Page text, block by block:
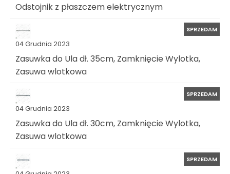
Odstojnik z płaszczem elektrycznym
04 Grudnia 2023
SPRZEDAM
Zasuwka do Ula dł. 35cm, Zamknięcie Wylotka,
Zasuwa wlotkowa
04 Grudnia 2023
SPRZEDAM
Zasuwka do Ula dł. 30cm, Zamknięcie Wylotka,
Zasuwa wlotkowa
SPRZEDAM